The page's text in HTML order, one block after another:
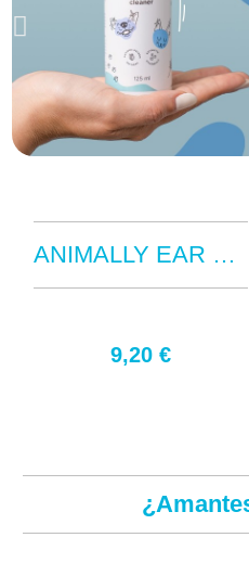
ANIMALLY EAR CLEANER 125ML
9,20 €